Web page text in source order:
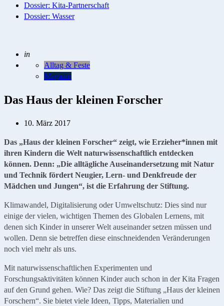
Dossier: Kita-Partnerschaft
Dossier: Wasser
Geschrieben
in
Alltag & Feste
Magazin
Das Haus der kleinen Forscher
10. März 2017
Das „Haus der kleinen Forscher“ zeigt, wie Erzieher*innen mit
ihren Kindern die Welt naturwissenschaftlich entdecken
können. Denn: „Die alltägliche Auseinandersetzung mit Natur
und Technik fördert Neugier, Lern- und Denkfreude der
Mädchen und Jungen“, ist die Erfahrung der Stiftung.
Klimawandel, Digitalisierung oder Umweltschutz: Dies sind nur
einige der vielen, wichtigen Themen des Globalen Lernens, mit
denen sich Kinder in unserer Welt auseinander setzen müssen und
wollen. Denn sie betreffen diese einschneidenden Veränderungen
noch viel mehr als uns.
Mit naturwissenschaftlichen Experimenten und
Forschungsaktivitäten können Kinder auch schon in der Kita Fragen
auf den Grund gehen. Wie? Das zeigt die Stiftung „Haus der kleinen
Forschern“. Sie bietet viele Ideen, Tipps, Materialien und